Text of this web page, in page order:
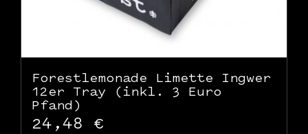
Forestlemonade Limette Ingwer
12er Tray (inkl. 3 Euro
Pfand)
24,48 €